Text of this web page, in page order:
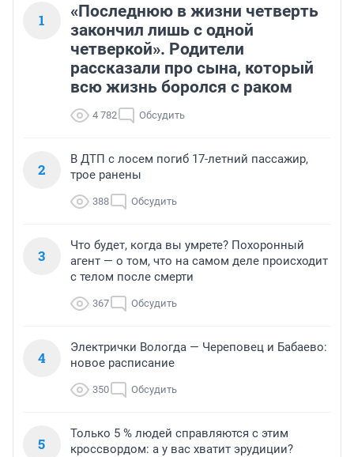
1
«Последнюю в жизни четверть
закончил лишь с одной
четверкой». Родители
рассказали про сына, который
всю жизнь боролся с раком
4 782 Обсудить
2
В ДТП с лосем погиб 17-летний пассажир,
трое ранены
388 Обсудить
3
Что будет, когда вы умрете? Похоронный
агент — о том, что на самом деле происходит
с телом после смерти
367 Обсудить
4
Электрички Вологда — Череповец и Бабаево:
новое расписание
350 Обсудить
5
Только 5 % людей справляются с этим
кроссвордом: а у вас хватит эрудиции?